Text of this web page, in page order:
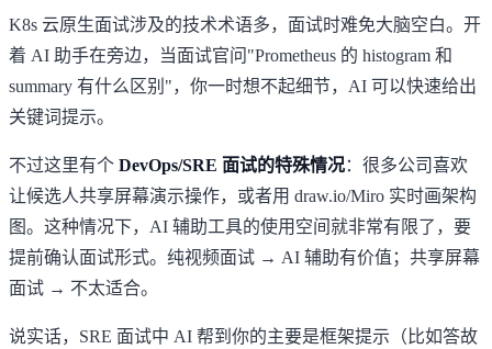
K8s 云原生面试涉及的技术术语多，面试时难免大脑空白。开
着 AI 助手在旁边，当面试官问"Prometheus 的 histogram 和
summary 有什么区别"，你一时想不起细节，AI 可以快速给出
关键词提示。
不过这里有个 DevOps/SRE 面试的特殊情况：很多公司喜欢
让候选人共享屏幕演示操作，或者用 draw.io/Miro 实时画架构
图。这种情况下，AI 辅助工具的使用空间就非常有限了，要
提前确认面试形式。纯视频面试 → AI 辅助有价值；共享屏幕
面试 → 不太适合。
说实话，SRE 面试中 AI 帮到你的主要是框架提示（比如答故